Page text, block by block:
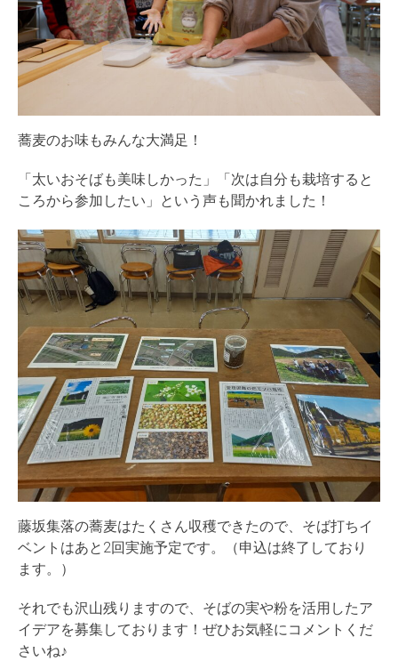
蕎麦のお味もみんな大満足！
「太いおそばも美味しかった」「次は自分も栽培すると
ころから参加したい」という声も聞かれました！
藤坂集落の蕎麦はたくさん収穫できたので、そば打ちイ
ベントはあと2回実施予定です。（申込は終了しており
ます。）
それでも沢山残りますので、そばの実や粉を活用したア
イデアを募集しております！ぜひお気軽にコメントくだ
さいね♪